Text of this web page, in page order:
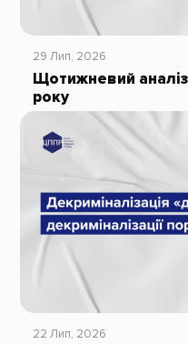
29 Лип, 2026
Щотижневий
року
22 Лип, 2026